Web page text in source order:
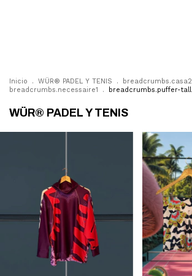
Inicio . WÜR® PADEL Y TENIS . breadcrumbs.casa2
breadcrumbs.necessaire1
. breadcrumbs.puffer-tall
WÜR® PADEL Y TENIS